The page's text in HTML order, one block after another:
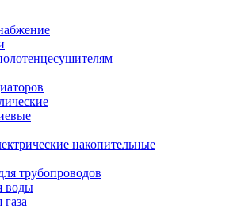
накопительные
трубопроводов
воды